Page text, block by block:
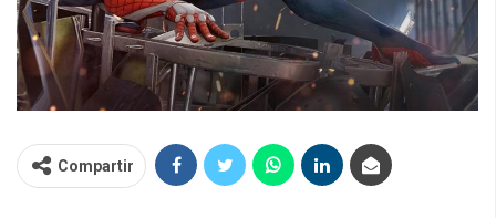
Compartir